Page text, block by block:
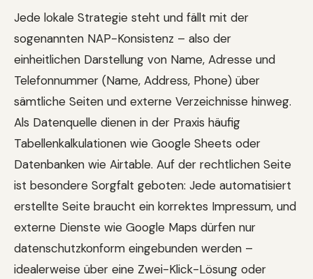
Jede lokale Strategie steht und fällt mit der
sogenannten NAP-Konsistenz – also der
einheitlichen Darstellung von Name, Adresse und
Telefonnummer (Name, Address, Phone) über
sämtliche Seiten und externe Verzeichnisse hinweg.
Als Datenquelle dienen in der Praxis häufig
Tabellenkalkulationen wie Google Sheets oder
Datenbanken wie Airtable. Auf der rechtlichen Seite
ist besondere Sorgfalt geboten: Jede automatisiert
erstellte Seite braucht ein korrektes Impressum, und
externe Dienste wie Google Maps dürfen nur
datenschutzkonform eingebunden werden –
idealerweise über eine Zwei-Klick-Lösung oder